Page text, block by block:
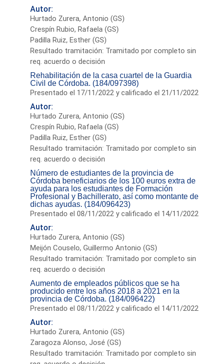
Autor:
Hurtado Zurera, Antonio (GS)
Crespín Rubio, Rafaela (GS)
Padilla Ruiz, Esther (GS)
Resultado tramitación: Tramitado por completo sin
req. acuerdo o decisión
Rehabilitación de la casa cuartel de la Guardia
Civil de Córdoba. (184/097398)
Presentado el 17/11/2022 y calificado el 21/11/2022
Autor:
Hurtado Zurera, Antonio (GS)
Crespín Rubio, Rafaela (GS)
Padilla Ruiz, Esther (GS)
Resultado tramitación: Tramitado por completo sin
req. acuerdo o decisión
Número de estudiantes de la provincia de
Córdoba beneficiarios de los 100 euros extra de
ayuda para los estudiantes de Formación
Profesional y Bachillerato, así como montante de
dichas ayudas. (184/096423)
Presentado el 08/11/2022 y calificado el 14/11/2022
Autor:
Hurtado Zurera, Antonio (GS)
Meijón Couselo, Guillermo Antonio (GS)
Resultado tramitación: Tramitado por completo sin
req. acuerdo o decisión
Aumento de empleados públicos que se ha
producido entre los años 2018 a 2021 en la
provincia de Córdoba. (184/096422)
Presentado el 08/11/2022 y calificado el 14/11/2022
Autor:
Hurtado Zurera, Antonio (GS)
Zaragoza Alonso, José (GS)
Resultado tramitación: Tramitado por completo sin